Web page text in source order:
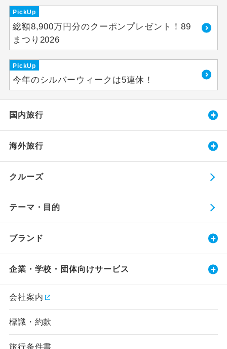
PickUp
総額8,900万円分のクーポンプレゼント！89
まつり2026
PickUp
今年のシルバーウィークは5連休！
国内旅行
海外旅行
クルーズ
テーマ・目的
ブランド
企業・学校・団体向けサービス
会社案内
標識・約款
旅行条件書